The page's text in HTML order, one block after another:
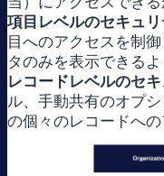
項目レベルのセキュリ
目へのアクセスを制
タのみを表示できるよ
レコードレベルのセキ
ル、手動共有のオプ
の個々のレコードへの